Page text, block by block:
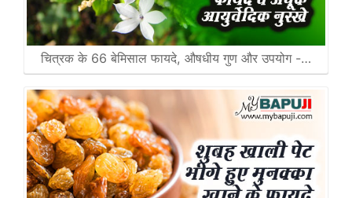
चित्रक के 66 बेमिसाल फायदे, औषधीय गुण और उपयोग -…